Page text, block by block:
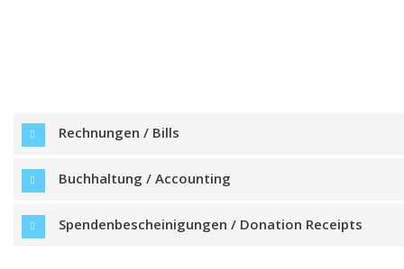
Rechnungen / Bills
Buchhaltung / Accounting
Spendenbescheinigungen / Donation Receipts